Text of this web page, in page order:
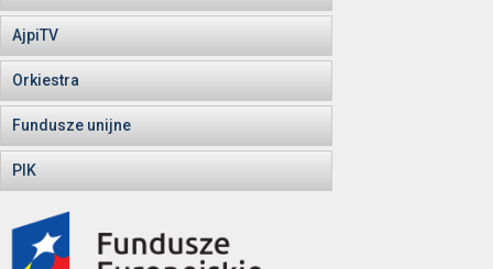
AjpiTV
Orkiestra
Fundusze unijne
PIK